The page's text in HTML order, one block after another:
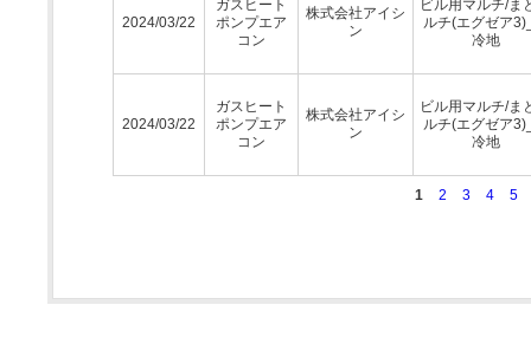
2024/03/22
ガスヒート
ポンプエア
コン
株式会社アイシ
ン
ビル用マルチ/ま
ルチ(エグゼア
冷地
2024/03/22
ガスヒート
ポンプエア
コン
株式会社アイシ
ン
ビル用マルチ/ま
ルチ(エグゼア
冷地
1 2 3 4 5